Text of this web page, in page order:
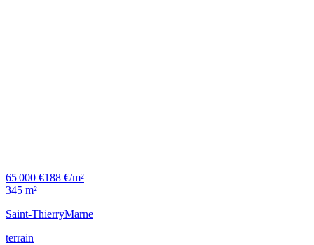
65 000 €188 €/m²
345 m²
Saint-ThierryMarne
terrain